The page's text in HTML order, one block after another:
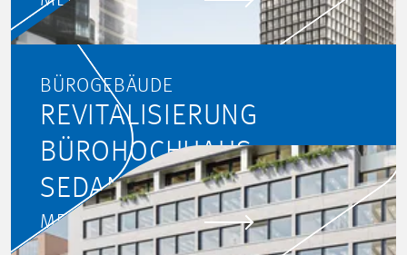
BÜROGEBÄUDE
REVITALISIERUNG
BÜROHOCHHAUS
SEDANSTRASSE, KÖLN
MEHR ERFAHREN